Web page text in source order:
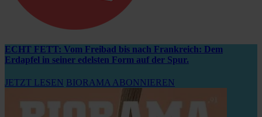
ECHT FETT: Vom Freibad bis nach Frankreich: Dem
Erdapfel in seiner edelsten Form auf der Spur.
JETZT LESEN BIORAMA ABONNIEREN